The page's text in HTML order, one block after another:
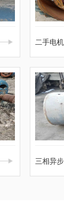
二手电
三相异